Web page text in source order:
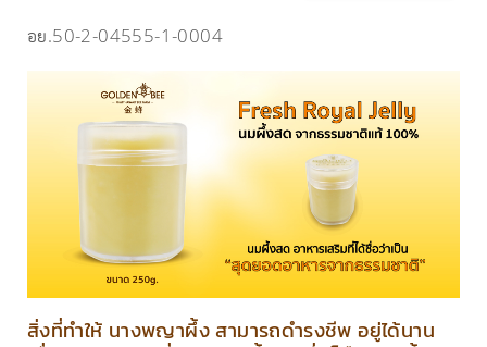
อย.50-2-04555-1-0004
สิ่งที่ทำให้ นางพญาผึ้ง สามารถดำรงชีพ อยู่ได้นาน